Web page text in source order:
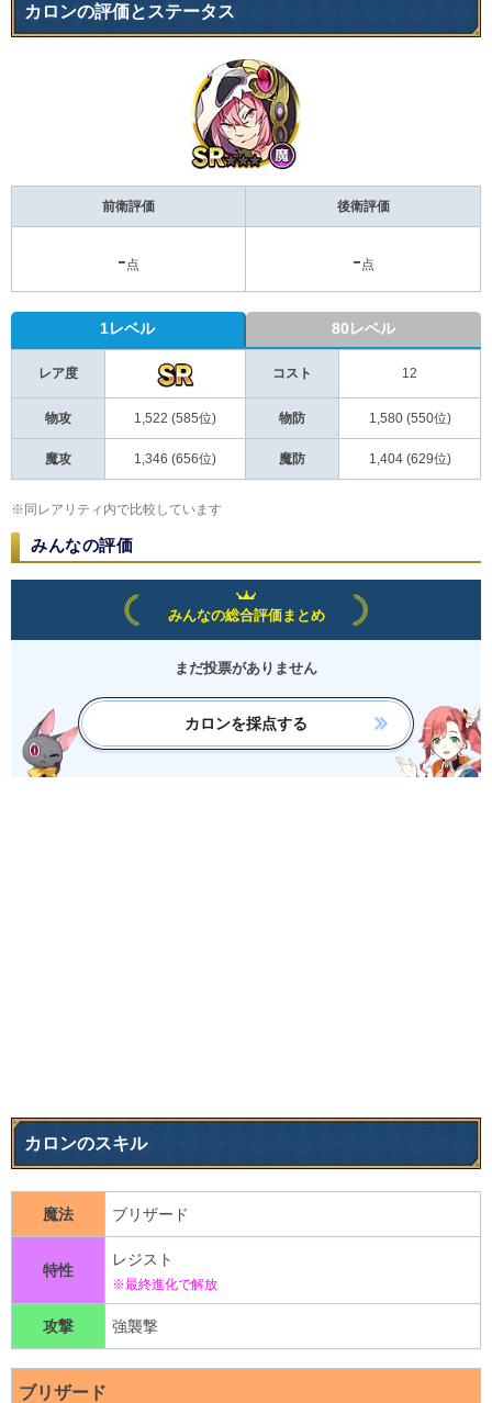
カロンの評価とステータス
前衛評価 後衛評価
-点 -点
1レベル 80レベル
レア度 コスト 12
物攻 1,522 (585位) 物防 1,580 (550位)
魔攻 1,346 (656位) 魔防 1,404 (629位)
※同レアリティ内で比較しています
みんなの評価
みんなの総合評価まとめ
まだ投票がありません
カロンを採点する
カロンのスキル
魔法 ブリザード
特性
レジスト
※最終進化で解放
攻撃 強襲撃
ブリザード